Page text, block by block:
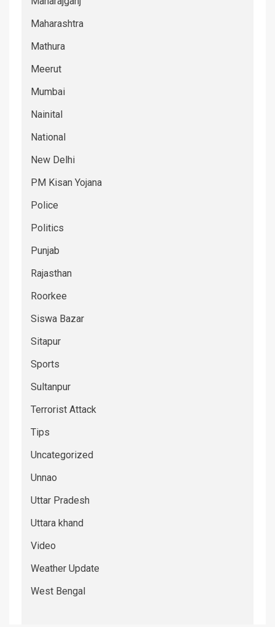
Maharashtra
Mathura
Meerut
Mumbai
Nainital
National
New Delhi
PM Kisan Yojana
Police
Politics
Punjab
Rajasthan
Roorkee
Siswa Bazar
Sitapur
Sports
Sultanpur
Terrorist Attack
Tips
Uncategorized
Unnao
Uttar Pradesh
Uttara khand
Video
Weather Update
West Bengal